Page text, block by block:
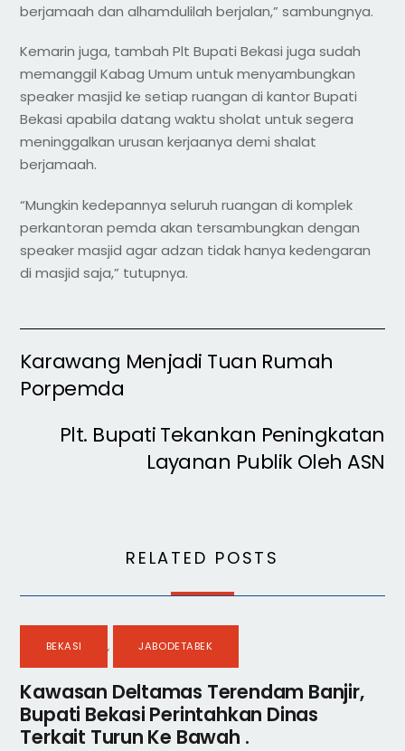
berjamaah dan alhamdulilah berjalan,” sambungnya.
Kemarin juga, tambah Plt Bupati Bekasi juga sudah
memanggil Kabag Umum untuk menyambungkan
speaker masjid ke setiap ruangan di kantor Bupati
Bekasi apabila datang waktu sholat untuk segera
meninggalkan urusan kerjaanya demi shalat
berjamaah.
“Mungkin kedepannya seluruh ruangan di komplek
perkantoran pemda akan tersambungkan dengan
speaker masjid agar adzan tidak hanya kedengaran
di masjid saja,” tutupnya.
Karawang Menjadi Tuan Rumah
Porpemda
Plt. Bupati Tekankan Peningkatan
Layanan Publik Oleh ASN
RELATED POSTS
BEKASI , JABODETABEK
Kawasan Deltamas Terendam Banjir,
Bupati Bekasi Perintahkan Dinas
Terkait Turun Ke Bawah .